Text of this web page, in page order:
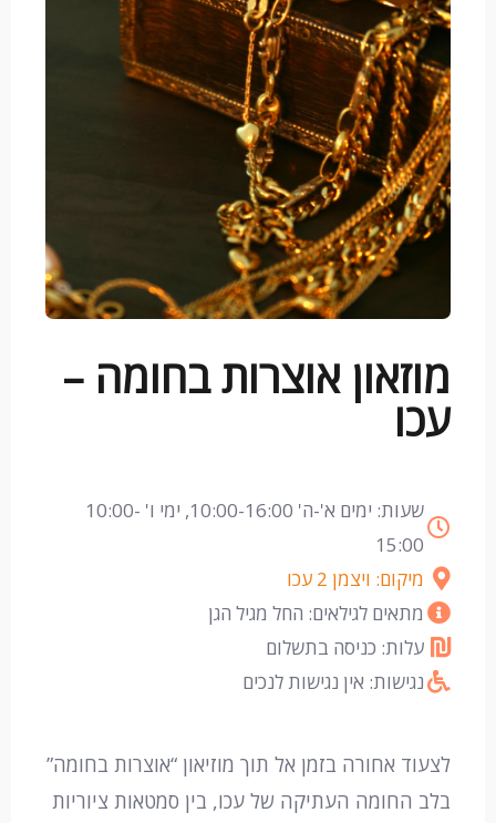
מוזאון אוצרות בחומה –
עכו
שעות: ימים א'-ה' 10:00-16:00, ימי ו' 10:00-
15:00
מיקום: ויצמן 2 עכו
מתאים לגילאים: החל מגיל הגן
עלות: כניסה בתשלום
נגישות: אין נגישות לנכים
לצעוד אחורה בזמן אל תוך מוזיאון “אוצרות בחומה”
בלב החומה העתיקה של עכו, בין סמטאות ציוריות